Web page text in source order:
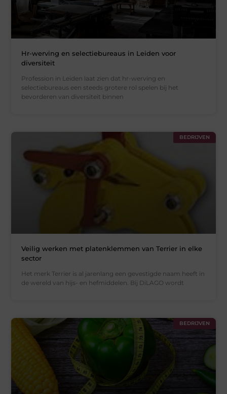
Hr-werving en selectiebureaus in Leiden voor
diversiteit
Profession in Leiden laat zien dat hr-werving en
selectiebureaus een steeds grotere rol spelen bij het
bevorderen van diversiteit binnen
BEDRIJVEN
Veilig werken met platenklemmen van Terrier in elke
sector
Het merk Terrier is al jarenlang een gevestigde naam heeft in
de wereld van hijs- en hefmiddelen. Bij DiLAGO wordt
BEDRIJVEN